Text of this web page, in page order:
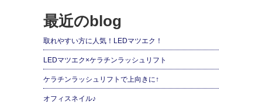
最近のblog
取れやすい方に人気！LEDマツエク！
LEDマツエク×ケラチンラッシュリフト
ケラチンラッシュリフトで上向きに↑
オフィスネイル♪